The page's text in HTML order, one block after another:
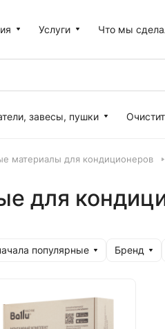
Услуги Что мы
завесы, пушки
материалы для кондиционеров
для
популярные Бренд